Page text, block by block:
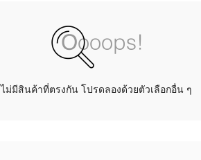
ไม่มีสินค้าที่ตรงกัน โปรดลองด้วยตัวเลือกอื่น ๆ